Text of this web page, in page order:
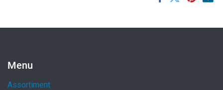
Menu
Assortiment